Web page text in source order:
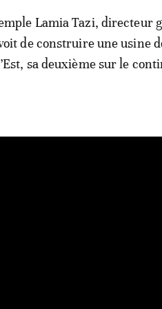
Lamia Tazi, directeur
de construire une usine
sa deuxième sur le